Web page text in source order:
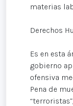
materias
Derechos
Es en esta
gobierno
ofensiva
Pena de